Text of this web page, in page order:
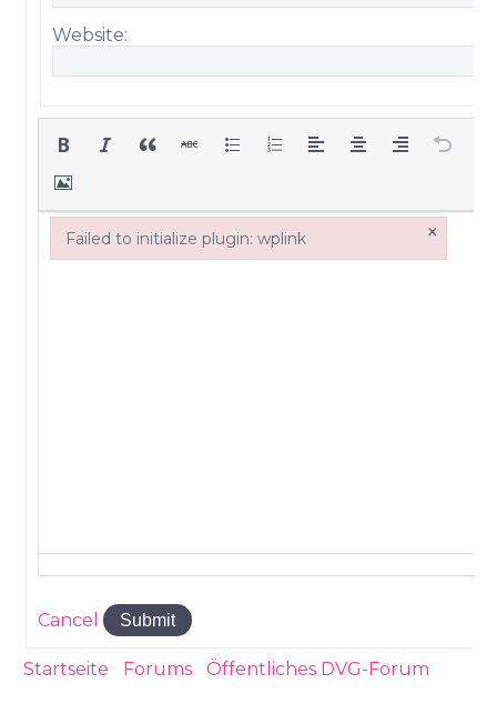
Website:
Cancel Submit
Startseite Forums Öffentliches DVG-Forum
Failed to initialize plugin: wplink ×
Failed to initialize plugin: wplink